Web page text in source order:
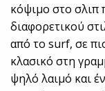
κόψιμο στο σλιπ
διαφορετικού
από το surf, σε
κλασικό στη
ψηλό λαιμό και